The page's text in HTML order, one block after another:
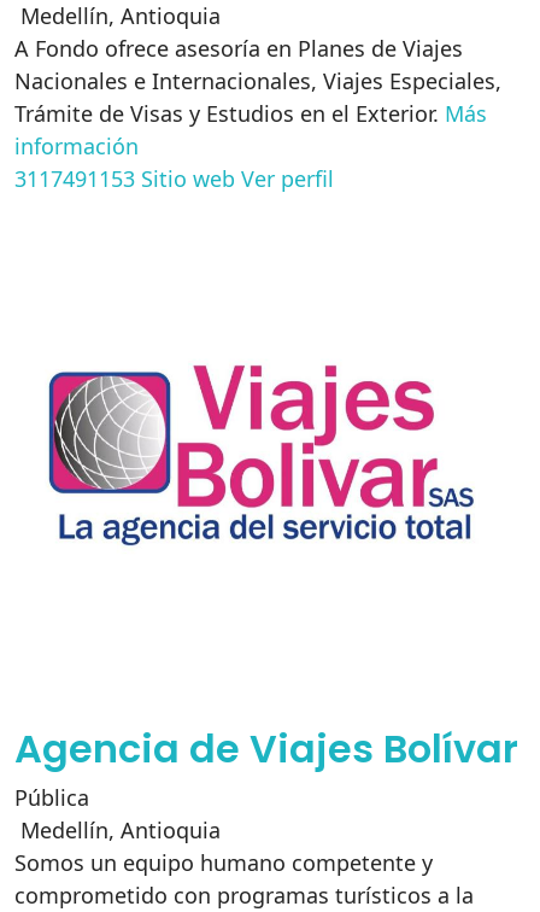
Medellín, Antioquia
A Fondo ofrece asesoría en Planes de Viajes
Nacionales e Internacionales, Viajes Especiales,
Trámite de Visas y Estudios en el Exterior. Más
información
3117491153 Sitio web Ver perfil
Agencia de Viajes Bolívar
Pública
Medellín, Antioquia
Somos un equipo humano competente y
comprometido con programas turísticos a la